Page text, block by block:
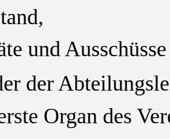
und
der
Organ des